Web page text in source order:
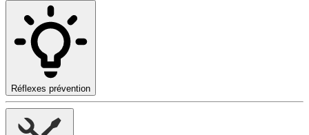
Réflexes prévention